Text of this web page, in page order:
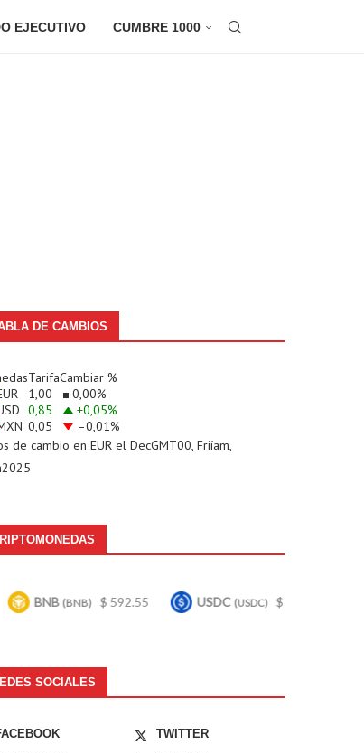
EJECUTIVO CUMBRE 1000
DE CAMBIOS
TarifaCambiar %
1,00 0,00%
0,85 +0,05%
0,05 –0,01%
de cambio en EUR el DecGMT00, Friíam,
(BNB) $ 592.55 USDC(USDC) $ 0.999689
SOCIALES
TWITTER